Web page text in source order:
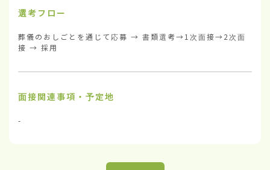
選考フロー
葬儀のおしごとを通じて応募 → 書類選考→1次面接→2次面
接 → 採用
面接関連事項・予定地
-